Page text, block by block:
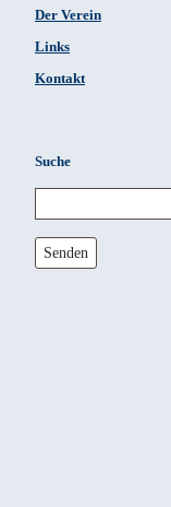
Der Verein
Links
Kontakt
Suche
Senden